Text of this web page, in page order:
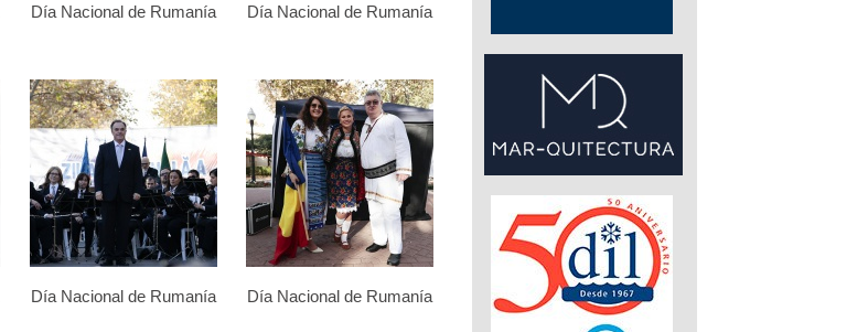
Día Nacional de Rumanía Día Nacional de Rumanía
Día Nacional de Rumanía Día Nacional de Rumanía